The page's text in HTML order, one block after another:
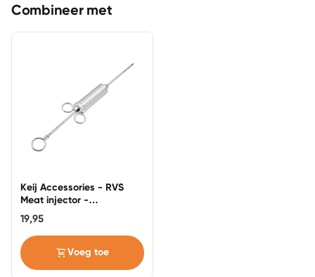
Combineer met
Keij Accessories - RVS
Meat injector -
marinadespuit
19,95
shopping_cart Voeg toe